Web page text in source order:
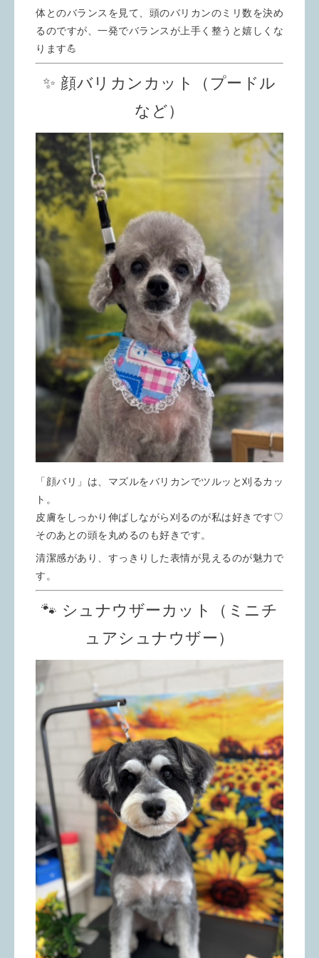
体とのバランスを見て、頭のバリカンのミリ数を決め
るのですが、一発でバランスが上手く整うと嬉しくな
ります💪
✨ 顔バリカンカット（プードル
など）
「顔バリ」は、マズルをバリカンでツルッと刈るカッ
ト。
皮膚をしっかり伸ばしながら刈るのが私は好きです♡
そのあとの頭を丸めるのも好きです。
清潔感があり、すっきりした表情が見えるのが魅力で
す。
🐾 シュナウザーカット（ミニチ
ュアシュナウザー）